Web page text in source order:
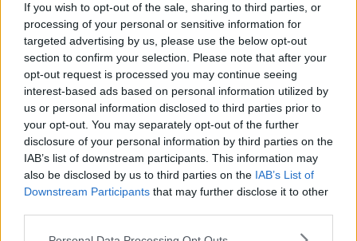
If you wish to opt-out of the sale, sharing to third parties, or
processing of your personal or sensitive information for
targeted advertising by us, please use the below opt-out
section to confirm your selection. Please note that after your
opt-out request is processed you may continue seeing
interest-based ads based on personal information utilized by
us or personal information disclosed to third parties prior to
your opt-out. You may separately opt-out of the further
disclosure of your personal information by third parties on the
IAB’s list of downstream participants. This information may
also be disclosed by us to third parties on the IAB’s List of
Downstream Participants that may further disclose it to other
Themenpriorisierung, Qualitätsstandards, Faktenprüfung
und die konsequente Aktualisierung von Inhalten, sobald
neue, verifizierte Informationen vorliegen. Neben der
Leitung der Redaktion schreibe und editiere ich selbst
und lege besonderen Wert auf klare Einordnung, präzise
Sprache und nachvollziehbare Analysen.
Radsport ist für mich mehr als Leidenschaft. Er ist ein
komplexer Leistungssport, der Kontext, Genauigkeit und
Verantwortung verlangt – genau diesen Anspruch
vertrete ich in unserer täglichen Berichterstattung.
Beiträge des Autors ansehen